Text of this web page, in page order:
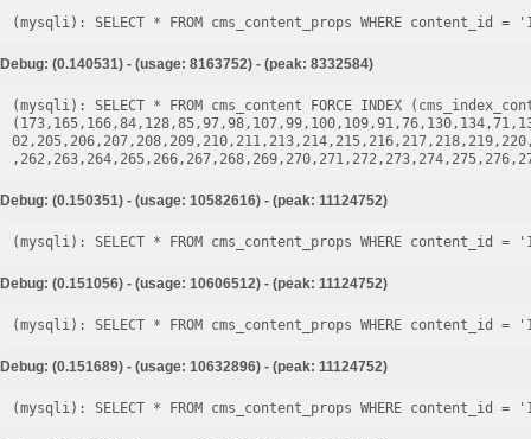
Debug: (0.140531) - (usage: 8163752) - (peak: 8332584)
(mysqli): SELECT * FROM cms_content FORCE INDEX
Debug: (0.150351) - (usage: 10582616) - (peak: 11124752)
Debug: (0.151056) - (usage: 10606512) - (peak: 11124752)
Debug: (0.151689) - (usage: 10632896) - (peak: 11124752)